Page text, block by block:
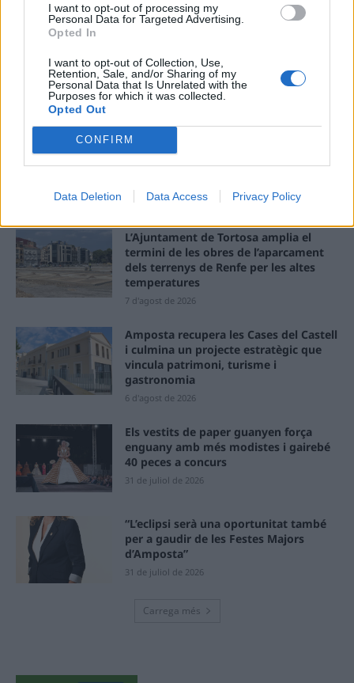
I want to opt-out of processing my
Personal Data for Targeted Advertising.
Opted In
I want to opt-out of Collection, Use,
Retention, Sale, and/or Sharing of my
Personal Data that Is Unrelated with the
Purposes for which it was collected.
Opted Out
CONFIRM
Data Deletion Data Access Privacy Policy
aquest navegador per a la propera vegada que comenti.
ÚLTIMES NOTÍCIES
L’Ajuntament de Tortosa amplia el
termini de les obres de l’aparcament
dels terrenys de Renfe per les altes
temperatures
7 d'agost de 2026
Amposta recupera les Cases del Castell
i culmina un projecte estratègic que
vincula patrimoni, turisme i
gastronomia
6 d'agost de 2026
Els vestits de paper guanyen força
enguany amb més modistes i gairebé
40 peces a concurs
31 de juliol de 2026
“L’eclipsi serà una oportunitat també
per a gaudir de les Festes Majors
d’Amposta”
31 de juliol de 2026
Carrega més